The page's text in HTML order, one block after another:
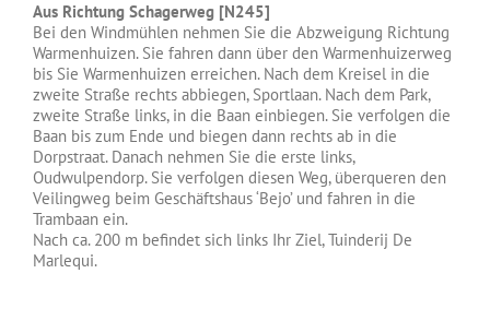
Aus Richtung Schagerweg [N245]
Bei den Windmühlen nehmen Sie die Abzweigung Richtung
Warmenhuizen. Sie fahren dann über den Warmenhuizerweg
bis Sie Warmenhuizen erreichen. Nach dem Kreisel in die
zweite Straße rechts abbiegen, Sportlaan. Nach dem Park,
zweite Straße links, in die Baan einbiegen. Sie verfolgen die
Baan bis zum Ende und biegen dann rechts ab in die
Dorpstraat. Danach nehmen Sie die erste links,
Oudwulpendorp. Sie verfolgen diesen Weg, überqueren den
Veilingweg beim Geschäftshaus ‘Bejo’ und fahren in die
Trambaan ein.
Nach ca. 200 m befindet sich links Ihr Ziel, Tuinderij De
Marlequi.